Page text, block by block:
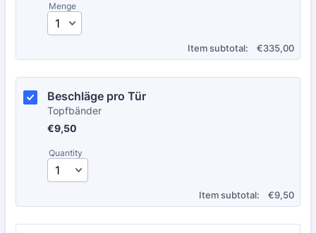
Menge
Item subtotal: €0.00
€335,00
Beschläge pro Tür
Topfbänder
€9,50
€9,50
Quantity
Item subtotal: €0.00
€9,50